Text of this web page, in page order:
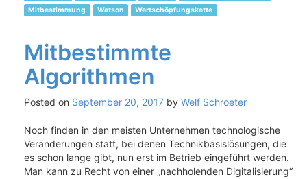
Mitbestimmung
Watson Wertschöpfungskette
Mitbestimmte
Algorithmen
Posted on September 20, 2017 by Welf Schroeter
Noch finden in den meisten Unternehmen technologische
Veränderungen statt, bei denen Technikbasislösungen, die
es schon lange gibt, nun erst im Betrieb eingeführt werden.
Man kann zu Recht von einer „nachholenden Digitalisierung“